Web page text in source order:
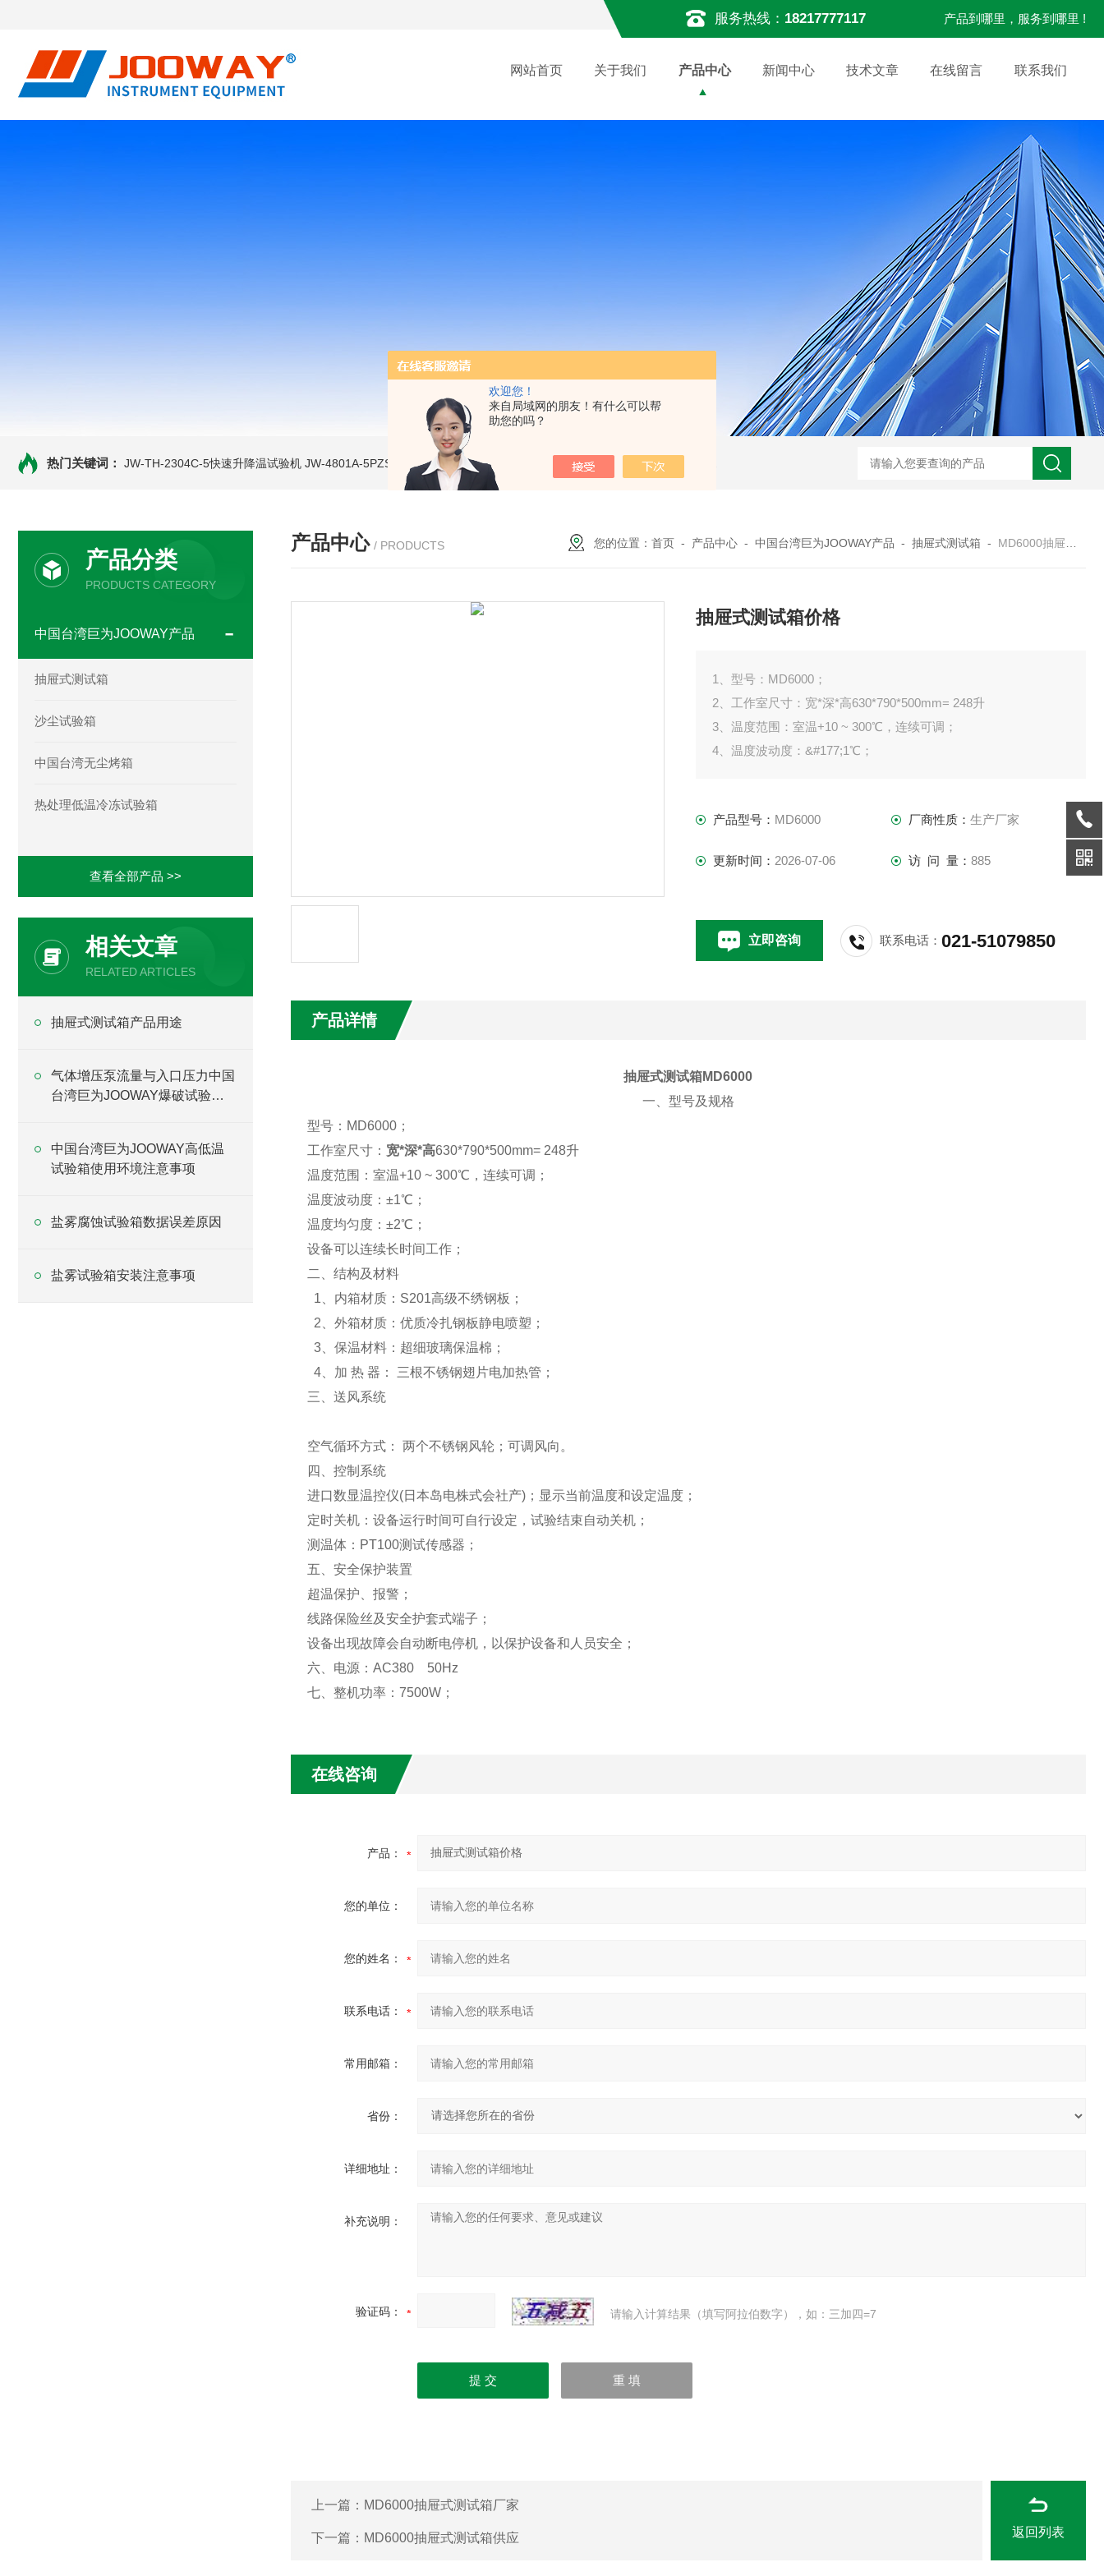
欢迎您！
来自局域网的朋友！有什么可以帮
助您的吗？
服务热线： 18217777117 产品到哪里，服务到哪里 !
网站首页 关于我们 产品中心 新闻中心 技术文章 在线留言 联系我们
热门关键词： JW-TH-2304C-5快速升降温试验机 JW-4801A-5PZSH膨胀水壶全自动爆破试验台 JW-2204B-204低温试验箱 JW-5405A复合盐雾试验箱
产品分类
PRODUCTS CATEGORY
中国台湾巨为JOOWAY产品
抽屉式测试箱
沙尘试验箱
中国台湾无尘烤箱
热处理低温冷冻试验箱
查看全部产品 >>
相关文章
RELATED ARTICLES
抽屉式测试箱产品用途
气体增压泵流量与入口压力中国
台湾巨为JOOWAY爆破试验台
中国台湾巨为JOOWAY高低温
试验箱使用环境注意事项
盐雾腐蚀试验箱数据误差原因
盐雾试验箱安装注意事项
产品中心 / PRODUCTS 您的位置：首页 - 产品中心 -中国台湾巨为JOOWAY产品 -抽屉式测试箱 - MD6000抽屉式测试箱价格
抽屉式测试箱价格
1、型号：MD6000；
2、工作室尺寸：宽*深*高630*790*500mm= 248升
3、温度范围：室温+10 ~ 300℃，连续可调；
4、温度波动度：&#177;1℃；
产品型号： MD6000 厂商性质： 生产厂家
更新时间： 2026-07-06 访 问 量： 885
立即咨询 联系电话：021-51079850
产品详情
抽屉式测试箱MD6000
一、型号及规格
型号：MD6000；
工作室尺寸： 宽*深*高630*790*500mm= 248升
温度范围：室温+10 ~ 300℃，连续可调；
温度波动度：±1℃；
温度均匀度：±2℃；
设备可以连续长时间工作；
二、结构及材料
1、内箱材质：S201高级不绣钢板；
2、外箱材质：优质冷扎钢板静电喷塑；
3、保温材料：超细玻璃保温棉；
4、加 热 器： 三根不锈钢翅片电加热管；
三、送风系统
空气循环方式： 两个不锈钢风轮；可调风向。
四、控制系统
进口数显温控仪(日本岛电株式会社产)；显示当前温度和设定温度；
定时关机：设备运行时间可自行设定，试验结束自动关机；
测温体：PT100测试传感器；
五、安全保护装置
超温保护、报警；
线路保险丝及安全护套式端子；
设备出现故障会自动断电停机，以保护设备和人员安全；
六、电源：AC380 50Hz
七、整机功率：7500W；
在线咨询
产品：
您的单位：
您的姓名：
联系电话：
常用邮箱：
省份：
详细地址：
补充说明：
验证码： 请输入计算结果（填写阿拉伯数字），如：三加四=7
上一篇： MD6000抽屉式测试箱厂家
下一篇： MD6000抽屉式测试箱供应 返回列表